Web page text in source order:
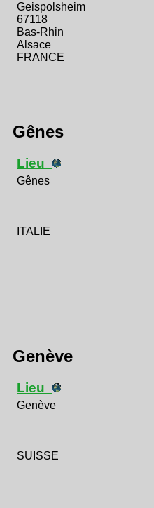
Geispolsheim
67118
Bas-Rhin
Alsace
FRANCE
Gênes
Lieu
Gênes
ITALIE
Genève
Lieu
Genève
SUISSE